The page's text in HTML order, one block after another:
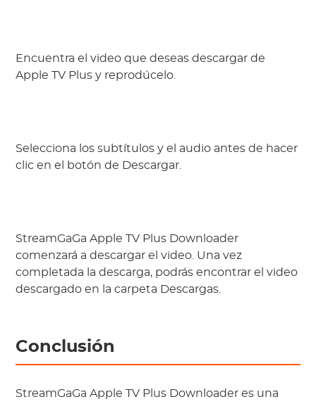
Encuentra el video que deseas descargar de
Apple TV Plus y reprodúcelo.
Selecciona los subtítulos y el audio antes de hacer
clic en el botón de Descargar.
StreamGaGa Apple TV Plus Downloader
comenzará a descargar el video. Una vez
completada la descarga, podrás encontrar el video
descargado en la carpeta Descargas.
Conclusión
StreamGaGa Apple TV Plus Downloader es una